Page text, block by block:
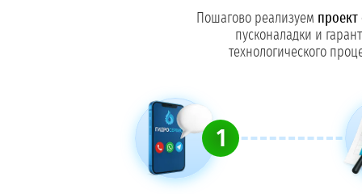
Пошагово реализуем проект
пусконаладки и
технологического
1